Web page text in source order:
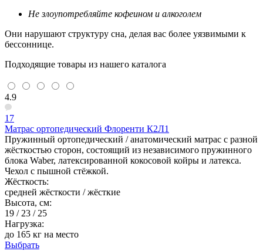
Не злоупотребляйте кофеином и алкоголем
Они нарушают структуру сна, делая вас более уязвимыми к
бессоннице.
Подходящие товары из нашего каталога
4.9
17
Матрас ортопедический Флоренти К2Л1
Пружинный ортопедический / анатомический матрас с разной
жёсткостью сторон, состоящий из независимого пружинного
блока Waber, латексированной кокосовой койры и латекса.
Чехол с пышной стёжкой.
Жёсткость:
средней жёсткости / жёсткие
Высота, см:
19 / 23 / 25
Нагрузка:
до 165 кг на место
Выбрать